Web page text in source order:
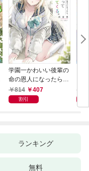
学園一かわいい後輩の
命の恩人になったら、
通い妻になって関係を
迫ってくる。
814 407
割引
ランキング
無料